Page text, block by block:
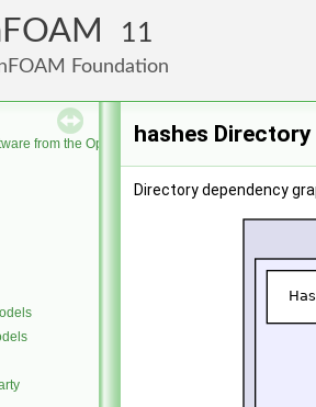
11
Foundation
from the OpenFOAM Foundation
hashes
Directory dependency